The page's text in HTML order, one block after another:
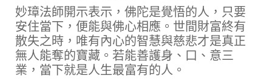
妙璋法師開示表示，佛陀是覺悟的人，只要
安住當下，便能與佛心相應。世間財富終有
散失之時，唯有內心的智慧與慈悲才是真正
無人能奪的寶藏。若能善護身、口、意三
業，當下就是人生最富有的人。